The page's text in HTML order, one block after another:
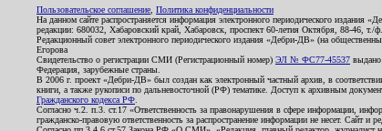
Пользовательское соглашение Политика конфиденциальности
На данном сайте распространяется информация электронного периодического
редакции: 680032, Хабаровский край, Хабаровск, проспект 60-летия Октября, 88-46, т./
Редакционный совет электронного периодического издания «Дебри-ДВ» (на
Егорова
Свидетельство о регистрации СМИ (Регистрационный номер) ЭЛ № ФС77-45537 выдано
Федерация, зарубежные страны.
В 2006 г. проект «Дебри-ДВ» был создан как электронный частный архив, в
книги, а также рукописи по дальневосточной (РФ) тематике. Доступ к архивным
Гражданского кодекса РФ
Согласно ч.2. п.3. ст.17 «Ответственность за правонарушения в сфере информации,
гражданско-правовую ответственность за распространение информации не несет. Сайт